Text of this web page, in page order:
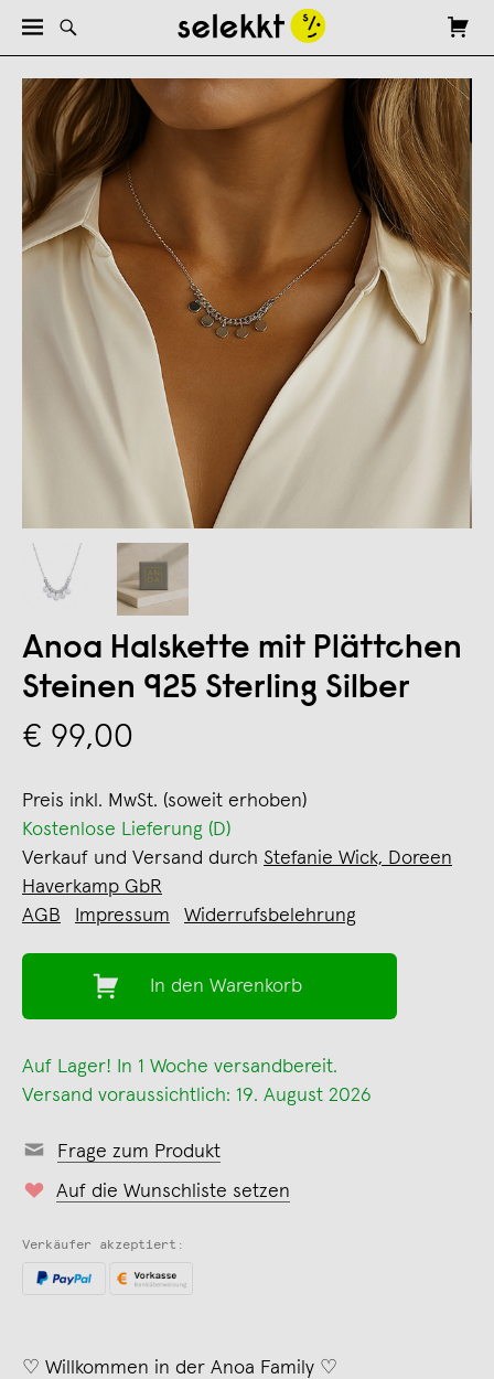
Anoa Halskette mit Plättchen
Steinen 925 Sterling Silber
€ 99,00
Preis inkl. MwSt. (soweit erhoben)
Kostenlose Lieferung (D)
Verkauf und Versand durch Stefanie Wick, Doreen
Haverkamp GbR
AGB
Impressum Widerrufsbelehrung
In den Warenkorb
Auf Lager! In 1 Woche versandbereit.
Versand voraussichtlich: 19. August 2026
Frage zum Produkt
Auf die Wunschliste setzen
Verkäufer akzeptiert:
♡ Willkommen in der Anoa Family ♡